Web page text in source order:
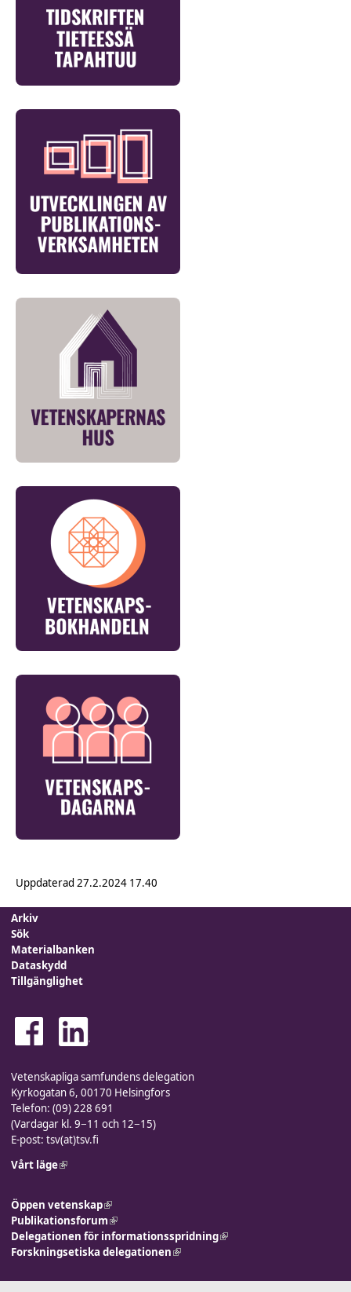
Uppdaterad 27.2.2024 17.40
Arkiv
Sök
Materialbanken
Dataskydd
Tillgänglighet
Vetenskapliga samfundens delegation
Kyrkogatan 6, 00170 Helsingfors
Telefon: (09) 228 691
(Vardagar kl. 9−11 och 12−15)
E-post: tsv(at)tsv.fi
Vårt läge(link is external)
Öppen vetenskap(link is external)
Publikationsforum(link is external)
Delegationen för informationsspridning(link is external)
Forskningsetiska delegationen(link is external)